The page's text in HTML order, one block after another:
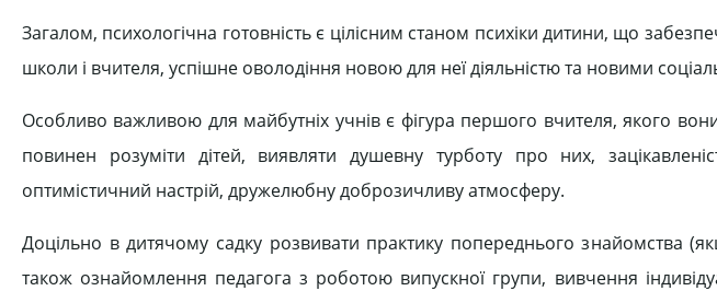
Загалом, психологічна готовність є цілісним станом психіки дитини, що
школи і вчителя, успішне оволодіння новою для неї діяльністю та новими
Особливо важливою для майбутніх учнів є фігура першого вчителя, якого
повинен розуміти дітей, виявляти душевну турботу про них,
оптимістичний настрій, дружелюбну доброзичливу атмосферу.
Доцільно в дитячому садку розвивати практику попереднього знайомства
також ознайомлення педагога з роботою випускної групи, вивчення